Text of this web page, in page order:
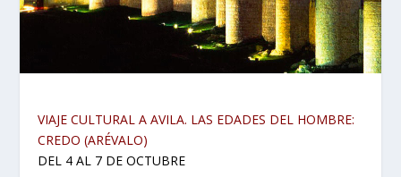
VIAJE CULTURAL A AVILA. LAS EDADES DEL HOMBRE:
CREDO (ARÉVALO)
DEL 4 AL 7 DE OCTUBRE